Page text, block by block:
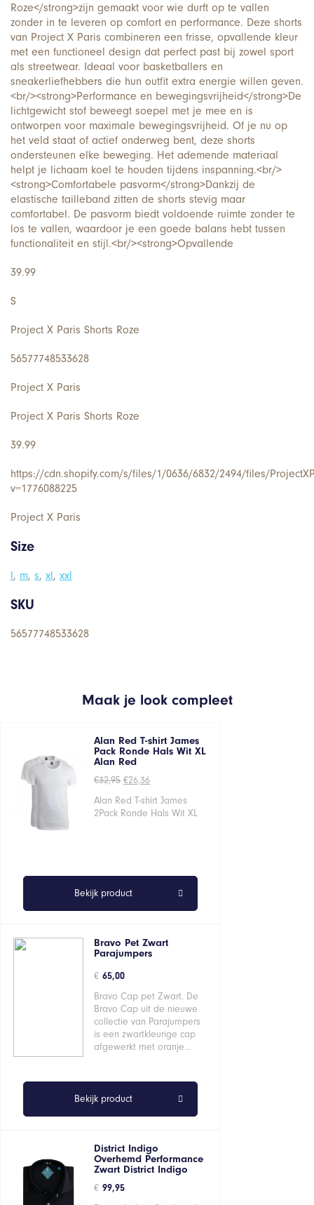
Roze</strong>zijn gemaakt voor wie durft op te vallen
zonder in te leveren op comfort en performance. Deze shorts
van Project X Paris combineren een frisse, opvallende kleur
met een functioneel design dat perfect past bij zowel sport
als streetwear. Ideaal voor basketballers en
sneakerliefhebbers die hun outfit extra energie willen geven.
<br/><strong>Performance en bewegingsvrijheid</strong>De
lichtgewicht stof beweegt soepel met je mee en is
ontworpen voor maximale bewegingsvrijheid. Of je nu op
het veld staat of actief onderweg bent, deze shorts
ondersteunen elke beweging. Het ademende materiaal
helpt je lichaam koel te houden tijdens inspanning.<br/>
<strong>Comfortabele pasvorm</strong>Dankzij de
elastische tailleband zitten de shorts stevig maar
comfortabel. De pasvorm biedt voldoende ruimte zonder te
los te vallen, waardoor je een goede balans hebt tussen
functionaliteit en stijl.<br/><strong>Opvallende
39.99
S
Project X Paris Shorts Roze
56577748533628
Project X Paris
Project X Paris Shorts Roze
39.99
https://cdn.shopify.com/s/files/1/0636/6832/2494/files/
v=1776088225
Project X Paris
Size
l, m, s, xl, xxl
SKU
56577748533628
Maak je look compleet
Alan Red T-shirt James
Pack Ronde Hals Wit XL
Alan Red
€32,95 Oorspronkelijke
was:
€32,95.
€26,36Huidige
is:
€26,36.
Alan Red T-shirt James
2Pack Ronde Hals Wit XL
Bekijk product
Bravo Pet Zwart
Parajumpers
€ 65,00
Bravo Cap pet Zwart. De
Bravo Cap uit de nieuwe
collectie van Parajumpers
is een zwartkleurige cap
afgewerkt met oranje…
Bekijk product
District Indigo
Overhemd Performance
Zwart District Indigo
€ 99,95